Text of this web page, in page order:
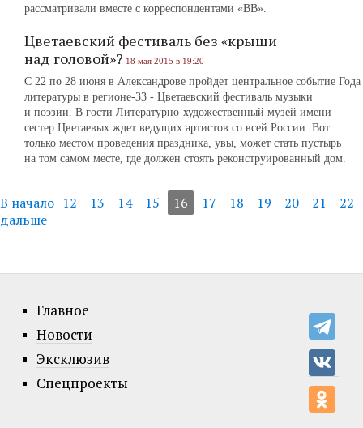
рассматривали вместе с корреспондентами «ВВ».
Цветаевский фестиваль без «крыши
над головой»? 18 мая 2015 в 19:20
С 22 по 28 июня в Александрове пройдет центральное событие Года
литературы в регионе-33 - Цветаевский фестиваль музыки
и поэзии. В гости Литературно-художественный музей имени
сестер Цветаевых ждет ведущих артистов со всей России. Вот
только местом проведения праздника, увы, может стать пустырь
на том самом месте, где должен стоять реконструированный дом.
В начало 12 13 14 15 16 17 18 19 20 21
22
дальше
Главное
Новости
Эксклюзив
Спецпроекты